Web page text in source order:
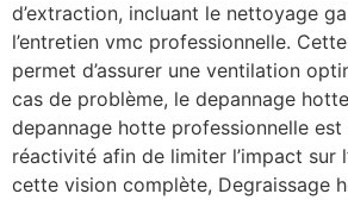
d’extraction, incluant le nettoyage
l’entretien vmc professionnelle.
permet d’assurer une ventilation
cas de problème, le depannage
depannage hotte professionnelle est
réactivité afin de limiter l’impact sur
cette vision complète, Degraissage